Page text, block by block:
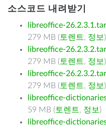
소스코드 내려받기
libreoffice-
279 MB ( 토렌트, 정보 )
libreoffice-
279 MB ( 토렌트, 정보 )
libreoffice-
279 MB ( 토렌트, 정보 )
libreoffice-
59 MB ( 토렌트, 정보 )
libreoffice-